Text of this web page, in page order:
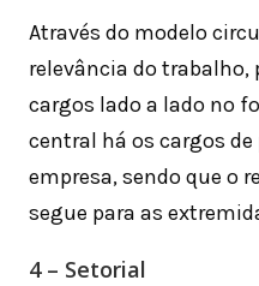
Através do modelo
relevância do trabalho,
cargos lado a lado no
central há os cargos de
empresa, sendo que o
segue para as
4 – Setorial